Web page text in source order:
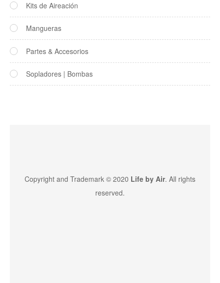
Kits de Aireación
Mangueras
Partes & Accesorios
Sopladores | Bombas
Copyright and Trademark © 2020 Life by Air. All rights
reserved.